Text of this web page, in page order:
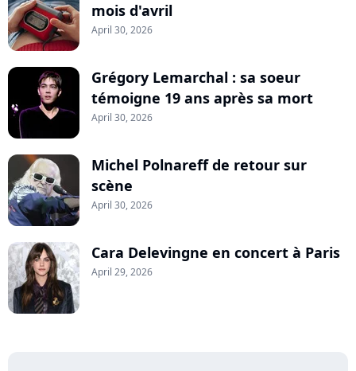
mois d'avril
April 30, 2026
Grégory Lemarchal : sa soeur
témoigne 19 ans après sa mort
April 30, 2026
Michel Polnareff de retour sur
scène
April 30, 2026
Cara Delevingne en concert à Paris
April 29, 2026